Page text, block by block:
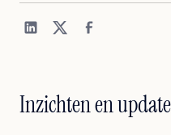
Inzichten en